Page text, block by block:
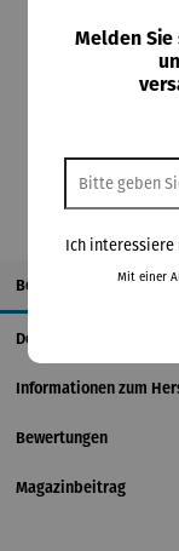
Beschreibung
Details
Informationen zum
Bewertungen
Magazinbeitrag
Melden
Ich interessiere
Mit einer